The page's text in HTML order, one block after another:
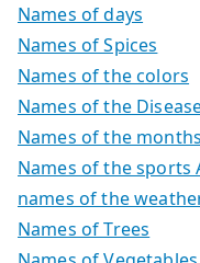
Names of days
Names of Spices
Names of the colors
Names of the
Names of the months
Names of the sports
names of the
Names of Trees